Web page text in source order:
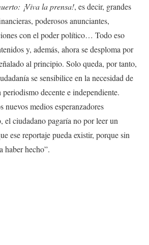
¡Viva la prensa!, es decir, grandes
poderosos anunciantes,
con el poder político… Todo eso
y, además, ahora se desploma por
al principio. Solo queda, por tanto,
se sensibilice en la necesidad de
decente e independiente.
nuevos medios esperanzadores
el ciudadano pagaría no por leer un
ese reportaje pueda existir, porque sin
haber hecho”.